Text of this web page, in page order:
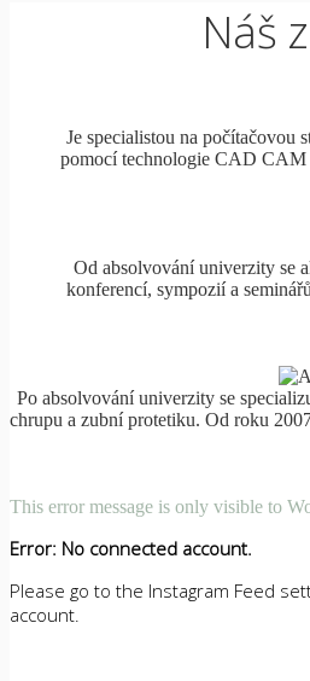
Náš
Je specialistou na počítačovou
pomocí technologie CAD CAM
Od absolvování univerzity se
konferencí, sympozií a
Po absolvování univerzity se
chrupu a zubní protetiku. Od roku
This error message is only visible to
Error: No connected account.
Please go to the Instagram Feed
account.